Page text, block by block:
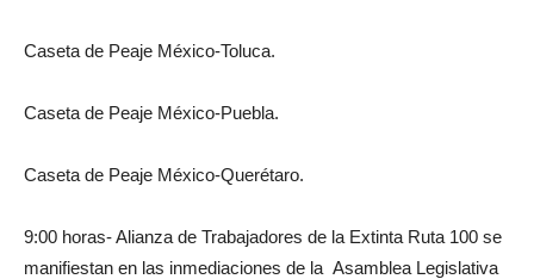
Caseta de Peaje México-Toluca.
Caseta de Peaje México-Puebla.
Caseta de Peaje México-Querétaro.
9:00 horas- Alianza de Trabajadores de la Extinta Ruta 100 se
manifiestan en las inmediaciones de la Asamblea Legislativa